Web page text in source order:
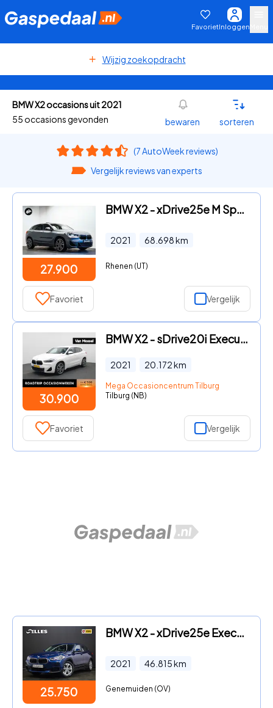
FavorietInloggen
Wijzig zoekopdracht
BMW X2 occasions uit 2021
55 occasions gevonden
bewaren sorteren
(7 AutoWeek reviews)
Vergelijk reviews van experts
27.900
BMW X2 - xDrive25e M Sport|Pano dak|19 inch|Led|Camera
2021 68.698km
Rhenen (UT)
Favoriet Vergelijk
30.900
BMW X2 - sDrive20i Executive Edition | ACHTERUITRIJCAMERA | HEAD UP |
2021 20.172km
Mega Occasioncentrum Tilburg
Tilburg (NB)
Favoriet Vergelijk
25.750
BMW X2 - xDrive25e Executive | Camera | Stoelverwarming |
2021 46.815km
Genemuiden (OV)